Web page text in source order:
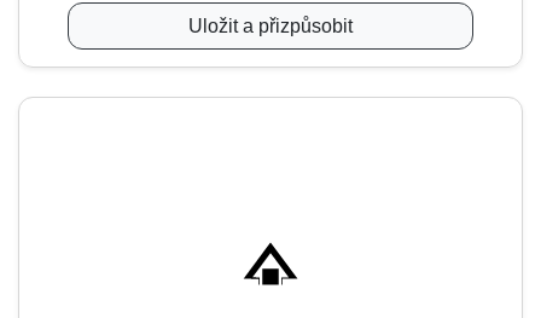
Uložit a přizpůsobit